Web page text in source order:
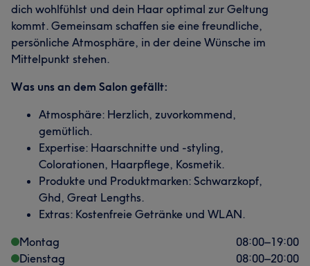
dich wohlfühlst und dein Haar optimal zur Geltung
kommt. Gemeinsam schaffen sie eine freundliche,
persönliche Atmosphäre, in der deine Wünsche im
Mittelpunkt stehen.
Was uns an dem Salon gefällt:
Atmosphäre: Herzlich, zuvorkommend,
gemütlich.
Expertise: Haarschnitte und -styling,
Colorationen, Haarpflege, Kosmetik.
Produkte und Produktmarken: Schwarzkopf,
Ghd, Great Lengths.
Extras: Kostenfreie Getränke und WLAN.
Montag
08:00–19:00
Dienstag
08:00–20:00